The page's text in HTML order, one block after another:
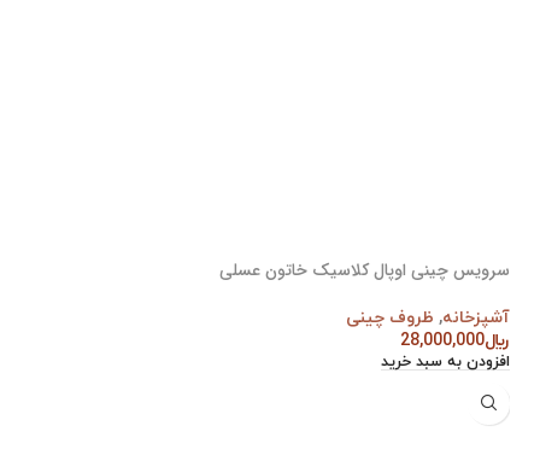
سرویس چینی اوپال کلاسیک خاتون عسلی
آشپزخانه, ظروف چینی
﷼28,000,000
افزودن به سبد خرید